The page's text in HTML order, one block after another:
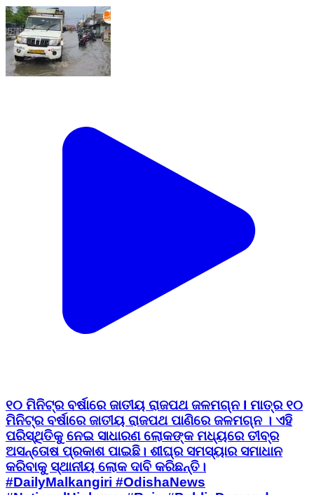
୧୦ ମିନିଟ୍‌ର ବର୍ଷାରେ ଜାତୀୟ ରାଜପଥ ଜଳମଗ୍ନ I ମାତ୍ର ୧୦
ମିନିଟ୍‌ର ବର୍ଷାରେ ଜାତୀୟ ରାଜପଥ ପାଣିରେ ଜଳମଗ୍ନ । ଏହି
ପରିସ୍ଥିତିକୁ ନେଇ ସାଧାରଣ ଲୋକଙ୍କ ମଧ୍ୟରେ ତୀବ୍ର
ଅସନ୍ତୋଷ ପ୍ରକାଶ ପାଇଛି। ଶୀଘ୍ର ସମସ୍ୟାର ସମାଧାନ
କରିବାକୁ ସ୍ଥାନୀୟ ଲୋକ ଦାବି କରିଛନ୍ତି।
#DailyMalkangiri #OdishaNews